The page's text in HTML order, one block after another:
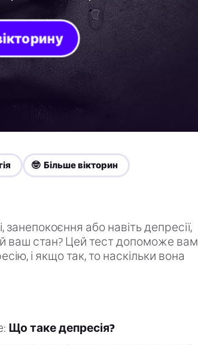
🤓 Більше вікторин
занепокоєння або навіть депресії,
ваш стан? Цей тест допоможе вам
і якщо так, то наскільки вона
Що таке депресія?